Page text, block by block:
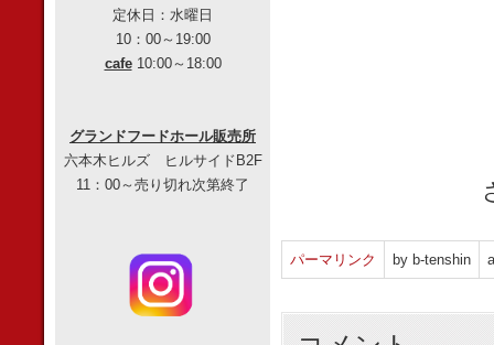
パーマリンク by b-tenshin
定休日：水曜日
10：00～19:00
cafe10:00～18:00
グランドフードホール販売所
六本木ヒルズ ヒルサイドB2F
11：00～売り切れ次第終了